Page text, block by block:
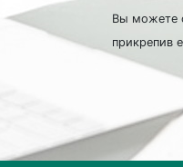
Вы можете
прикрепив